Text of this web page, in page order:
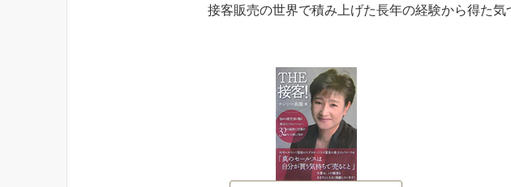
接客販売の世界で積み上げた長年の経験から得た